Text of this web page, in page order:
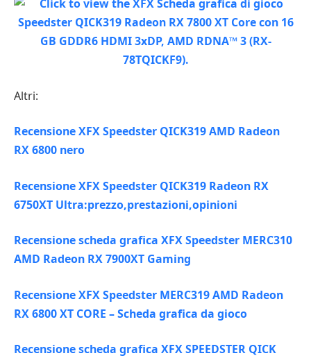
Altri:
Recensione XFX Speedster QICK319 AMD Radeon
RX 6800 nero
Recensione XFX Speedster QICK319 Radeon RX
6750XT Ultra:prezzo,prestazioni,opinioni
Recensione scheda grafica XFX Speedster MERC310
AMD Radeon RX 7900XT Gaming
Recensione XFX Speedster MERC319 AMD Radeon
RX 6800 XT CORE – Scheda grafica da gioco
Recensione scheda grafica XFX SPEEDSTER QICK